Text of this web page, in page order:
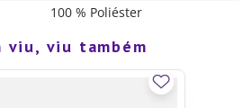
100 % Poliéster
viu, viu também